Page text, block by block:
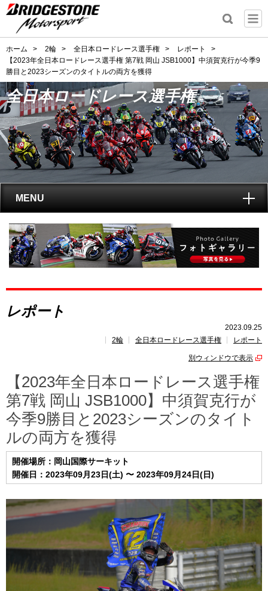
ホーム > 2輪 > 全日本ロードレース選手権 > レポート
>
【2023年全日本ロードレース選手権 第7戦 岡山 JSB1000】中須賀克行が今季9
勝目と2023シーズンのタイトルの両方を獲得
全日本ロードレース選手権
MENU
トップ
全日本ロードレース選手権とは?
レポート
速報
ポイントランキング
レポート
2023.09.25
2輪
全日本ロードレース選手権 レポート
別ウィンドウで表示
【2023年全日本ロードレース選手権
第7戦 岡山 JSB1000】中須賀克行が
今季9勝目と2023シーズンのタイト
ルの両方を獲得
開催場所：岡山国際サーキット
開催日：2023年09月23日(土) 〜 2023年09月24日(日)